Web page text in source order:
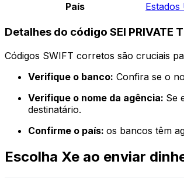
País
Estados
Detalhes do código SEI PRIVATE
Códigos SWIFT corretos são cruciais
Verifique o banco: Confira se o
Verifique o nome da agência: Se
destinatário.
Confirme o país: os bancos têm
Escolha Xe ao enviar